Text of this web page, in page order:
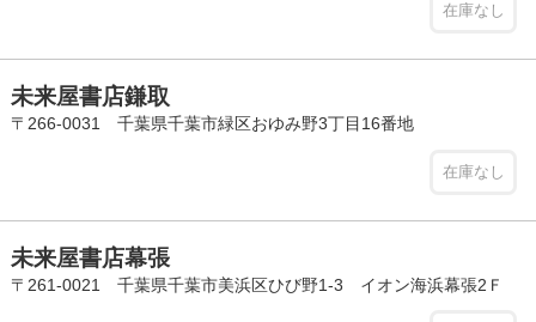
在庫なし
未来屋書店鎌取
〒266-0031 千葉県千葉市緑区おゆみ野3丁目16番地
在庫なし
未来屋書店幕張
〒261-0021 千葉県千葉市美浜区ひび野1-3 イオン海浜幕張2Ｆ